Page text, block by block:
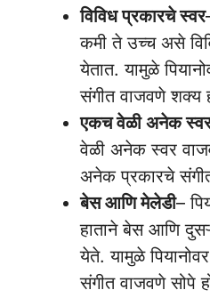
विविध प्रकारचे स्वर
कमी ते उच्च असे
येतात. यामुळे
संगीत वाजवणे शक्य
एकच वेळी अनेक
वेळी अनेक स्वर
अनेक प्रकारचे
बेस आणि मेलेडी–
हाताने बेस आणि
येते. यामुळे
संगीत वाजवणे सोपे